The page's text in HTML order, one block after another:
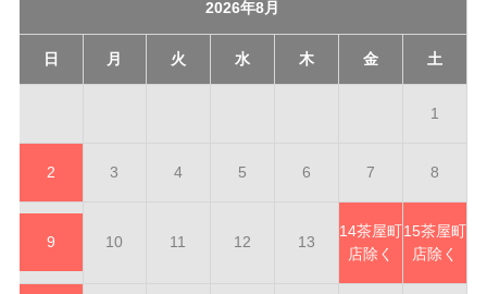
2026年8月
日 月 火 水 木 金 土
1
2 3 4 5 6 7 8
9 10 11 12 13
14茶屋町
店除く
15茶屋町
店除く